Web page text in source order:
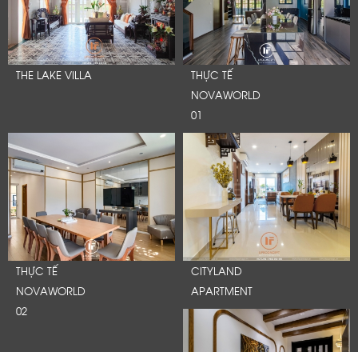
THE LAKE VILLA
THỰC TẾ
NOVAWORLD
01
THỰC TẾ
NOVAWORLD
02
CITYLAND
APARTMENT